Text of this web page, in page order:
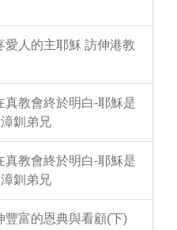
人的主耶穌 訪伸港教
教會終於明白-耶穌是
釧弟兄
教會終於明白-耶穌是
釧弟兄
豐富的恩典與看顧(下)